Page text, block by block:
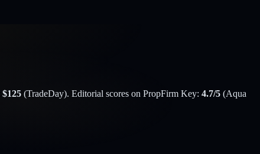
$125 (TradeDay). Editorial scores on PropFirm Key: 4.7/5 (Aqua